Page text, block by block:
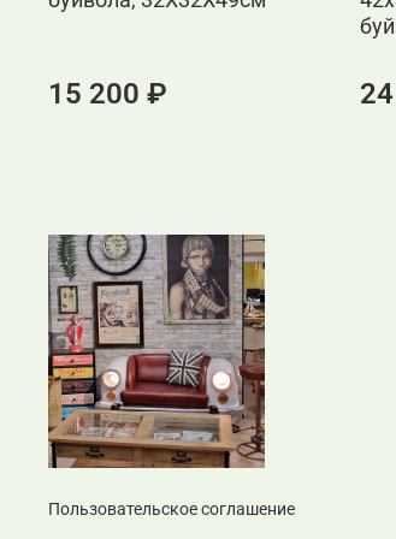
15 200 ₽
Пользовательское соглашение